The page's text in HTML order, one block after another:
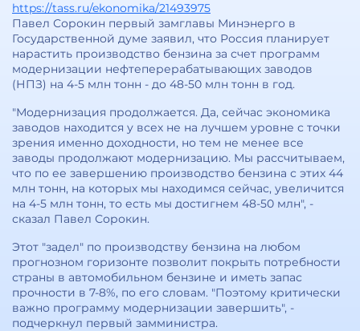
https://tass.ru/ekonomika/21493975
Павел Сорокин первый замглавы Минэнерго в
Государственной думе заявил, что Россия планирует
нарастить производство бензина за счет программ
модернизации нефтеперерабатывающих заводов
(НПЗ) на 4-5 млн тонн - до 48-50 млн тонн в год.
"Модернизация продолжается. Да, сейчас экономика
заводов находится у всех не на лучшем уровне с точки
зрения именно доходности, но тем не менее все
заводы продолжают модернизацию. Мы рассчитываем,
что по ее завершению производство бензина с этих 44
млн тонн, на которых мы находимся сейчас, увеличится
на 4-5 млн тонн, то есть мы достигнем 48-50 млн", -
сказал Павел Сорокин.
Этот "задел" по производству бензина на любом
прогнозном горизонте позволит покрыть потребности
страны в автомобильном бензине и иметь запас
прочности в 7-8%, по его словам. "Поэтому критически
важно программу модернизации завершить", -
подчеркнул первый замминистра.